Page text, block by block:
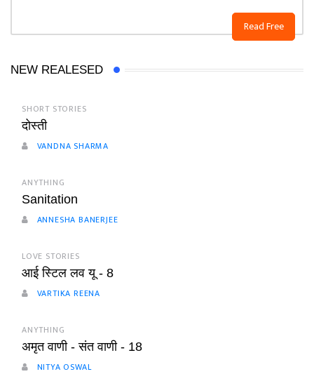
Read Free
NEW REALESED
SHORT STORIES
दोस्ती
VANDNA SHARMA
ANYTHING
Sanitation
ANNESHA BANERJEE
LOVE STORIES
आई स्टिल लव यू - 8
VARTIKA REENA
ANYTHING
अमृत वाणी - संत वाणी - 18
NITYA OSWAL